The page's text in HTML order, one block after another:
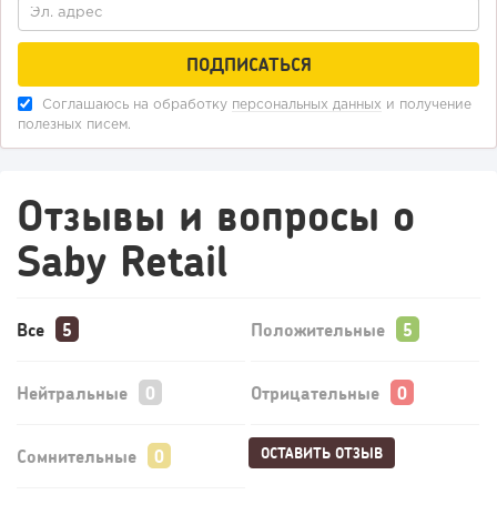
Соглашаюсь на обработку персональных данных и получение
полезных писем.
Отзывы и вопросы о
Saby Retail
Все Положительные
Нейтральные Отрицательные
Сомнительные ОСТАВИТЬ ОТЗЫВ